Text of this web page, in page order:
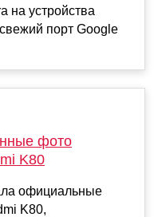
на устройства
порт Google
фото
K80
официальные
K80,